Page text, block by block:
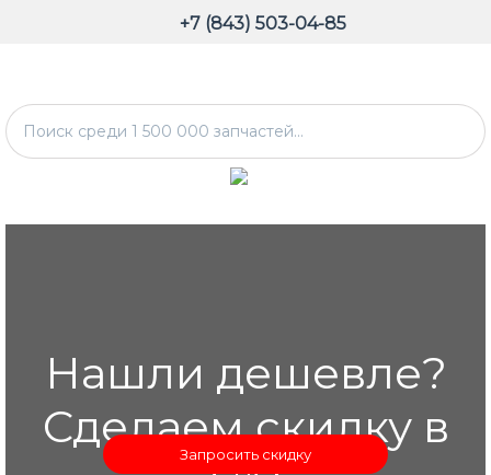
+7 (843) 503-04-85
Нашли дешевле?
Сделаем скидку в
Запросить скидку